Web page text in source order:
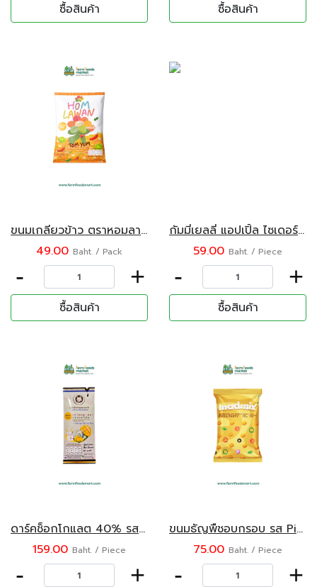
ซื้อสินค้า ซื้อสินค้า
ขนมเกลียวข้าว ตราหอมลาวัณย์ รสต้มยำ 25 กรัม
49.00 Baht. / Pack
- +
ซื้อสินค้า
กัมมี่เยลลี่ แอปเปิ้ล ไซเดอร์ ไฟเบอร์ ขนาด 30 กรัม Kals
59.00 Baht. / Piece
- +
ซื้อสินค้า
ดาร์คช็อกโกแลต 40% รสข้าวเหนียวมะม่วง ตราเชียงใหม่มอนด์สเตอร์ ขนาด 35 กรัม
159.00 Baht. / Piece
- +
ขนมธัญพืชอบกรอบ รส Pizza Party ตราแมดมิกซ์ 50 กรัม
75.00 Baht. / Piece
- +